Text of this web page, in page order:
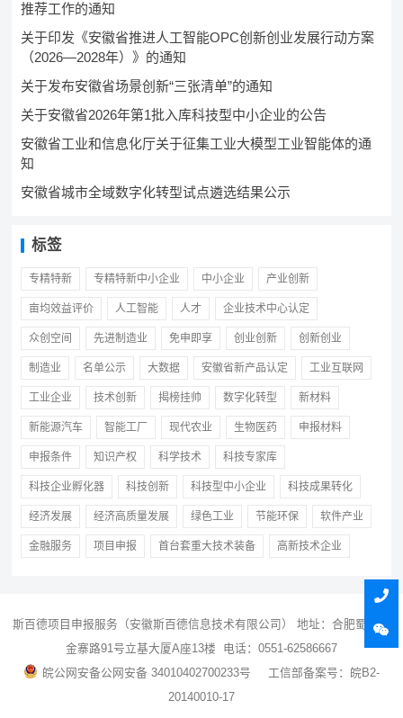
推荐工作的通知
关于印发《安徽省推进人工智能OPC创新创业发展行动方案
（2026—2028年）》的通知
关于发布安徽省场景创新“三张清单”的通知
关于安徽省2026年第1批入库科技型中小企业的公告
安徽省工业和信息化厅关于征集工业大模型工业智能体的通
知
安徽省城市全域数字化转型试点遴选结果公示
标签
专精特新 专精特新中小企业 中小企业 产业创新
亩均效益评价 人工智能 人才 企业技术中心认定
众创空间 先进制造业 免申即享 创业创新 创新创业
制造业 名单公示 大数据 安徽省新产品认定 工业互联网
工业企业 技术创新 揭榜挂帅 数字化转型 新材料
新能源汽车 智能工厂 现代农业 生物医药 申报材料
申报条件 知识产权 科学技术 科技专家库
科技企业孵化器 科技创新 科技型中小企业 科技成果转化
经济发展 经济高质量发展 绿色工业 节能环保 软件产业
金融服务 项目申报 首台套重大技术装备 高新技术企业
斯百德项目申报服务（安徽斯百德信息技术有限公司） 地址：合肥蜀山区
金寨路91号立基大厦A座13楼 电话：0551-62586667
皖公网安备公网安备 34010402700233号
工信部备案号：皖B2-
20140010-17